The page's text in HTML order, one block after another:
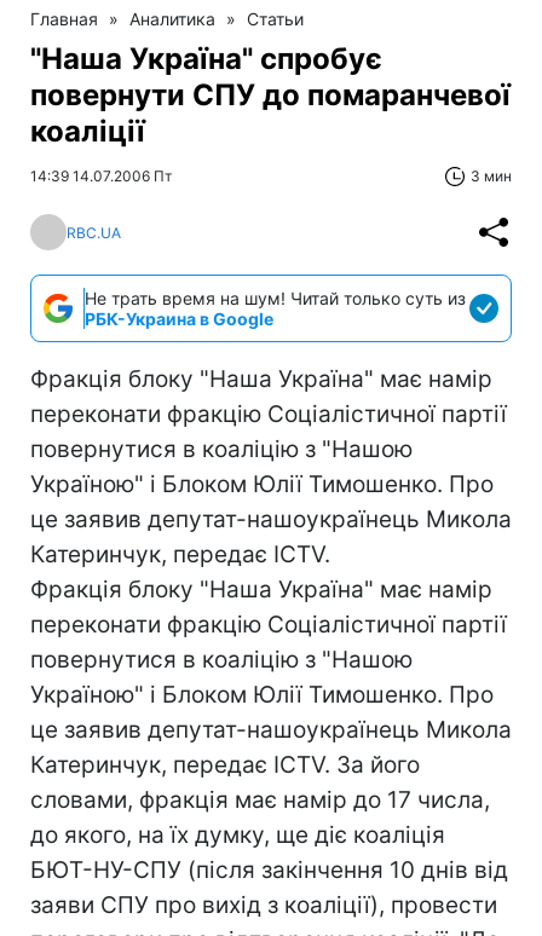
Главная » Аналитика » Статьи
"Наша Україна" спробує
повернути СПУ до помаранчевої
коаліції
14:39 14.07.2006 Пт 3 мин
RBC.UA
Не трать время на шум! Читай только суть из
РБК-Украина в Google
Фракція блоку "Наша Україна" має намір
переконати фракцію Соціалістичної партії
повернутися в коаліцію з "Нашою
Україною" і Блоком Юлії Тимошенко. Про
це заявив депутат-нашоукраїнець Микола
Катеринчук, передає ICTV.
Фракція блоку "Наша Україна" має намір
переконати фракцію Соціалістичної партії
повернутися в коаліцію з "Нашою
Україною" і Блоком Юлії Тимошенко. Про
це заявив депутат-нашоукраїнець Микола
Катеринчук, передає ICTV. За його
словами, фракція має намір до 17 числа,
до якого, на їх думку, ще діє коаліція
БЮТ-НУ-СПУ (після закінчення 10 днів від
заяви СПУ про вихід з коаліції), провести